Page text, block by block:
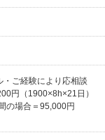
ご経験により応相談
円（1900×8h×21日）
の場合＝95,000円